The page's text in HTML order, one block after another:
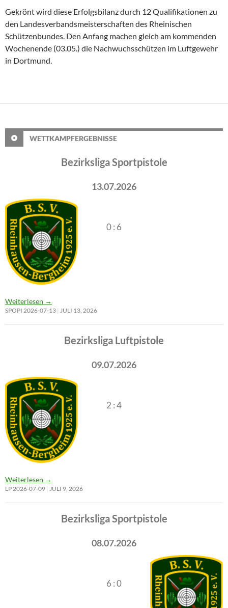
Gekrönt wird diese Erfolgsbilanz durch 12 Qualifikationen zu
den Landesverbandsmeisterschaften des Rheinischen
Schützenbundes. Den Anfang machen gleich am kommenden
Wochenende (03.05.) die Nachwuchsschützen im Luftgewehr
in Dortmund.
WETTKAMPFERGEBNISSE
Bezirksliga Sportpistole
13.07.2026
0 : 6
Weiterlesen →
SPOPI 2026-07-13 JULI 13, 2026
Bezirksliga Luftpistole
09.07.2026
2 : 4
Weiterlesen →
LP 2026-07-09 JULI 9, 2026
Bezirksliga Sportpistole
08.07.2026
6 : 0